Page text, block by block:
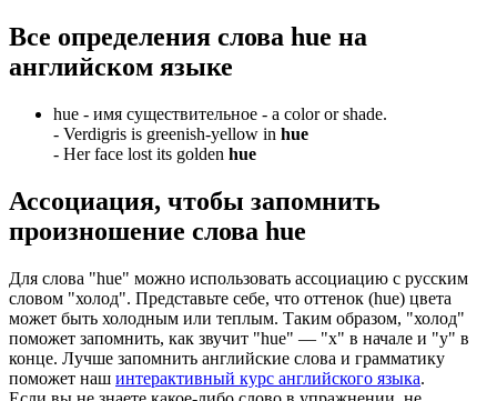
Все определения слова hue на
английском языке
hue - имя существительное - a color or shade.
- Verdigris is greenish-yellow in hue
- Her face lost its golden hue
Ассоциация, чтобы запомнить
произношение слова hue
Для слова "hue" можно использовать ассоциацию с русским
словом "холод". Представьте себе, что оттенок (hue) цвета
может быть холодным или теплым. Таким образом, "холод"
поможет запомнить, как звучит "hue" — "х" в начале и "у" в
конце. Лучше запомнить английские слова и грамматику
поможет наш интерактивный курс английского языка.